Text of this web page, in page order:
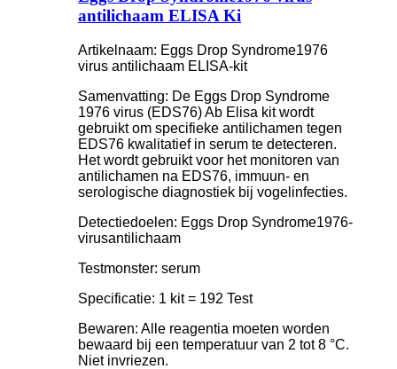
antilichaam ELISA Ki
Artikelnaam: Eggs Drop Syndrome1976
virus antilichaam ELISA-kit
Samenvatting: De Eggs Drop Syndrome
1976 virus (EDS76) Ab Elisa kit wordt
gebruikt om specifieke antilichamen tegen
EDS76 kwalitatief in serum te detecteren.
Het wordt gebruikt voor het monitoren van
antilichamen na EDS76, immuun- en
serologische diagnostiek bij vogelinfecties.
Detectiedoelen: Eggs Drop Syndrome1976-
virusantilichaam
Testmonster: serum
Specificatie: 1 kit = 192 Test
Bewaren: Alle reagentia moeten worden
bewaard bij een temperatuur van 2 tot 8 °C.
Niet invriezen.